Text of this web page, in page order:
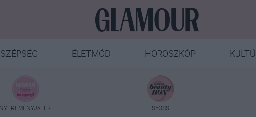
SZÉPSÉG ÉLETMÓD HOROSZKÓP
NYEREMÉNYJÁTÉK SYOSS